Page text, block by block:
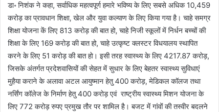
डा॰ निशंक ने कहा, सर्वाधिक महत्वपूर्ण हमारे भविष्य के लिए सबसे अधिक 10,459
करोड़ का प्रावधान शिक्षा, खेल और युवा कल्याण के लिए किया गया है। चाहे समग्र
शिक्षा योजना कें लिए 813 करोड़ की बात हो, चाहे निजी स्कूलों में निर्धन बच्चों की
शिक्षा के लिए 169 करोड़ की बात हो, चाहे उत्कृष्ट क्लस्टर विधयालय स्थापित
करने के लिए 51 करोड़ की बात हो। इसी तरह स्वास्थ्य के लिए 4217.87 करोड़,
जिसके अंतर्गत प्रदेशवासियों की सेहत में सुधार के लिए बेहतर स्वास्थ्य सुविधाएं
मुहैया कराने के अलावा अटल आयुष्मान हेतु 400 करोड़, मेडिकल कॉलज तथा
नर्सिंग कॉलेज के निर्माण हेतु 400 करोड़ एवं राष्ट्रीय स्वास्थ्य मिशन योजना के
लिए 772 करोड़ रुपए प्रमुख तौर पर शामिल है। बजट में गांवों की तस्वीर बदलने